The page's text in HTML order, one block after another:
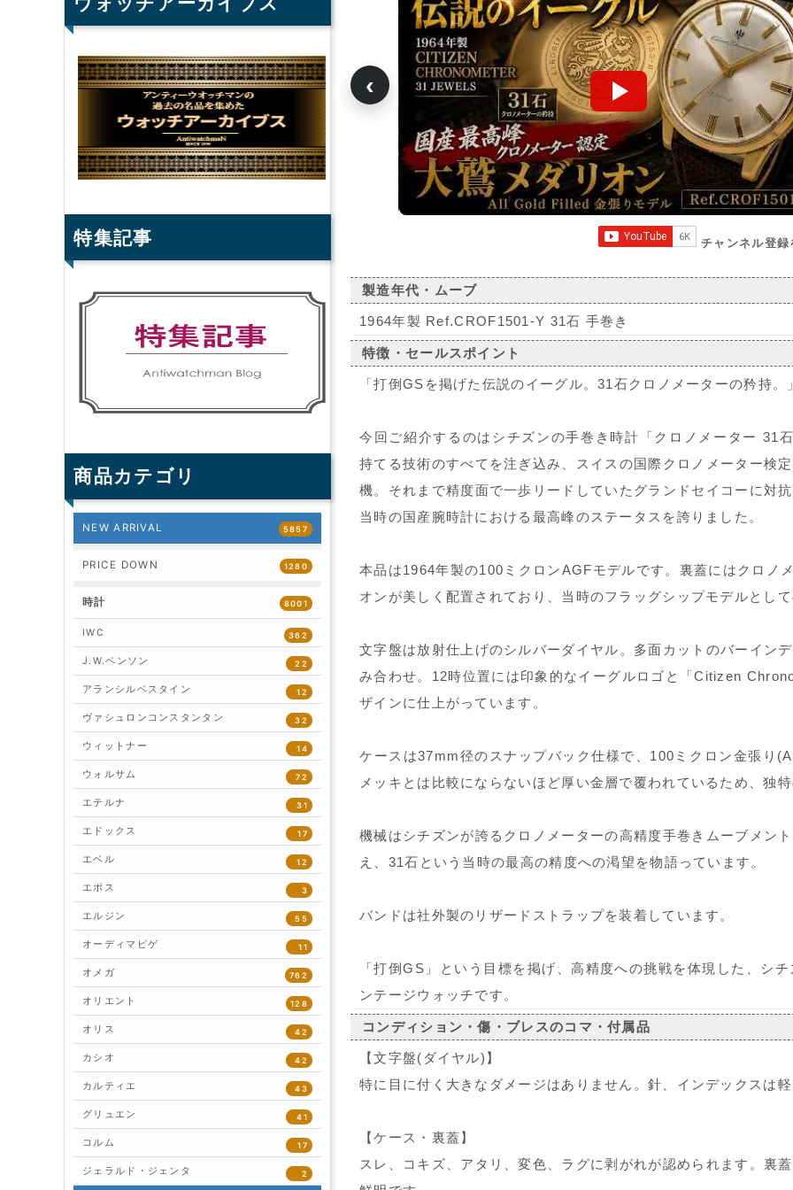
‹
チャンネル登
製造年代・ムーブ
1964年製 Ref.CROF1501-Y 31石 手巻き
特徴・セールスポイント
「打倒GSを掲げた伝説のイーグル。31石クロノメーターの矜持。
今回ご紹介するのはシチズンの手巻き時計「クロノメーター 31
持てる技術のすべてを注ぎ込み、スイスの国際クロノメーター検
機。それまで精度面で一歩リードしていたグランドセイコーに対
当時の国産腕時計における最高峰のステータスを誇りました。
本品は1964年製の100ミクロンAGFモデルです。裏蓋にはクロノ
オンが美しく配置されており、当時のフラッグシップモデルとし
文字盤は放射仕上げのシルバーダイヤル。多面カットのバーイン
み合わせ。12時位置には印象的なイーグルロゴと「Citizen
ザインに仕上がっています。
ケースは37mm径のスナップバック仕様で、100ミクロン金張り
メッキとは比較にならないほど厚い金層で覆われているため、独
機械はシチズンが誇るクロノメーターの高精度手巻きムーブメン
え、31石という当時の最高の精度への渇望を物語っています。
バンドは社外製のリザードストラップを装着しています。
「打倒GS」という目標を掲げ、高精度への挑戦を体現した、シ
ンテージウォッチです。
コンディション・傷・ブレスのコマ・付属品
【文字盤(ダイヤル)】
特に目に付く大きなダメージはありません。針、インデックスは
【ケース・裏蓋】
スレ、コキズ、アタリ、変色、ラグに剥がれが認められます。裏
特集記事
商品カテゴリ
NEW ARRIVAL 5857
PRICE DOWN 1280
時計 8001
IWC 362
J.W.ベンソン 22
アランシルベスタイン 12
ヴァシュロンコンスタンタン 32
ウィットナー 14
ウォルサム 72
エテルナ 31
エドックス 17
エベル 12
エポス 3
エルジン 55
オーディマピゲ 11
オメガ 762
オリエント 128
オリス 42
カシオ 42
カルティエ 43
グリュエン 41
コルム 17
ジェラルド・ジェンタ 2